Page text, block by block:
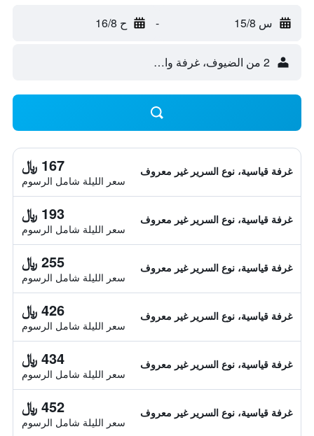
س 15/8 - ح 16/8
2 من الضيوف، غرفة واحدة
غرفة قياسية، نوع السرير غير معروف 167 ﷼
سعر الليلة شامل الرسوم
غرفة قياسية، نوع السرير غير معروف 193 ﷼
سعر الليلة شامل الرسوم
غرفة قياسية، نوع السرير غير معروف 255 ﷼
سعر الليلة شامل الرسوم
غرفة قياسية، نوع السرير غير معروف 426 ﷼
سعر الليلة شامل الرسوم
غرفة قياسية، نوع السرير غير معروف 434 ﷼
سعر الليلة شامل الرسوم
غرفة قياسية، نوع السرير غير معروف 452 ﷼
سعر الليلة شامل الرسوم